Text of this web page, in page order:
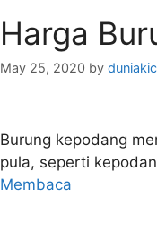
Harga
May 25, 2020 by
Burung kepodang
pula, seperti
Membaca